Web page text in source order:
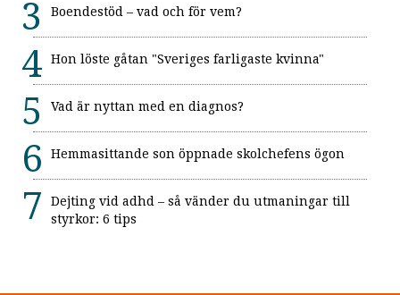
Boendestöd – vad och för vem?
Hon löste gåtan "Sveriges farligaste kvinna"
Vad är nyttan med en diagnos?
Hemmasittande son öppnade skolchefens ögon
Dejting vid adhd – så vänder du utmaningar till
styrkor: 6 tips